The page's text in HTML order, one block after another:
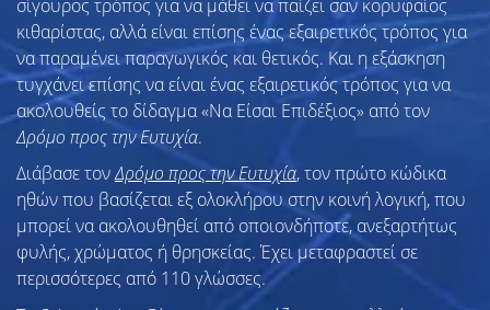
σίγουρος τρόπος για να μάθει να παίζει σαν κορυφαίος
κιθαρίστας, αλλά είναι επίσης ένας εξαιρετικός τρόπος για
να παραμένει παραγωγικός και θετικός. Και η εξάσκηση
τυγχάνει επίσης να είναι ένας εξαιρετικός τρόπος για να
ακολουθείς το δίδαγμα «Να Είσαι Επιδέξιος» από τον
Δρόμο προς την Ευτυχία.
Διάβασε τονΔρόμο προς την Ευτυχία, τον πρώτο κώδικα
ηθών που βασίζεται εξ ολοκλήρου στην κοινή λογική, που
μπορεί να ακολουθηθεί από οποιονδήποτε, ανεξαρτήτως
φυλής, χρώματος ή θρησκείας. Έχει μεταφραστεί σε
περισσότερες από 110 γλώσσες.